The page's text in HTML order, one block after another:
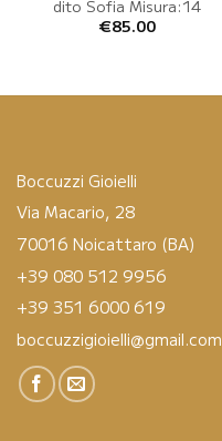
dito Sofia Misura:14
€85.00
Boccuzzi Gioielli
Via Macario, 28
70016 Noicattaro (BA)
+39 080 512 9956
+39 351 6000 619
boccuzzigioielli@gmail.com